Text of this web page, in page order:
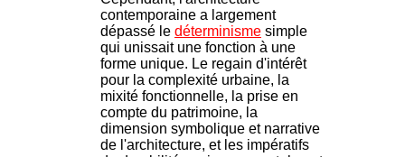
contemporaine a largement
dépassé le déterminisme simple
qui unissait une fonction à une
forme unique. Le regain d'intérêt
pour la complexité urbaine, la
mixité fonctionnelle, la prise en
compte du patrimoine, la
dimension symbolique et narrative
de l'architecture, et les impératifs